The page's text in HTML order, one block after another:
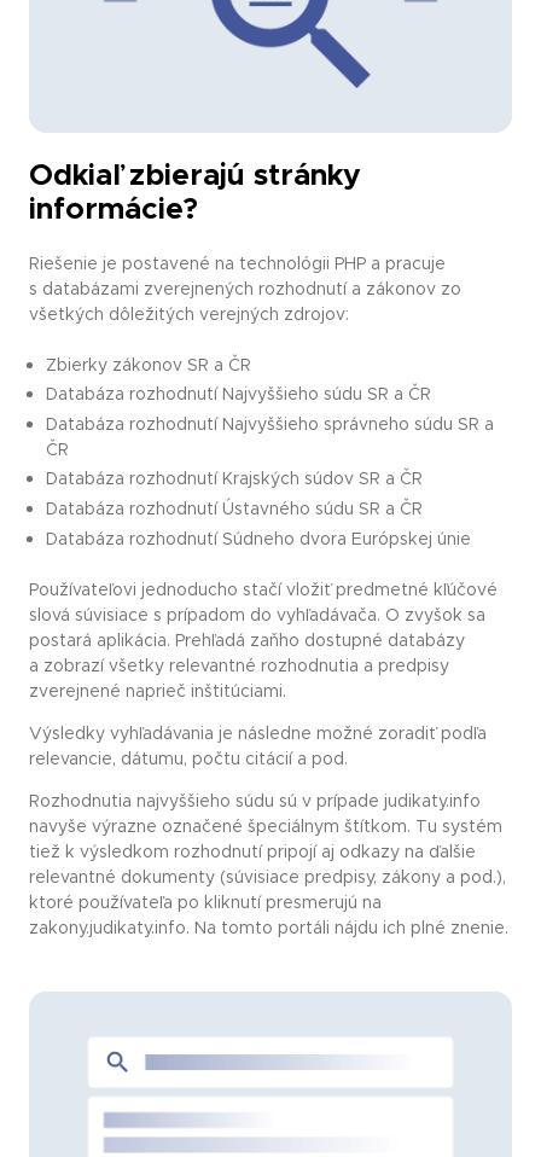
Odkiaľ zbierajú stránky
informácie?
Riešenie je postavené na technológii PHP a pracuje
s databázami zverejnených rozhodnutí a zákonov zo
všetkých dôležitých verejných zdrojov:
Zbierky zákonov SR a ČR
Databáza rozhodnutí Najvyššieho súdu SR a ČR
Databáza rozhodnutí Najvyššieho správneho súdu SR a
ČR
Databáza rozhodnutí Krajských súdov SR a ČR
Databáza rozhodnutí Ústavného súdu SR a ČR
Databáza rozhodnutí Súdneho dvora Európskej únie
Používateľovi jednoducho stačí vložiť predmetné kľúčové
slová súvisiace s prípadom do vyhľadávača. O zvyšok sa
postará aplikácia. Prehľadá zaňho dostupné databázy
a zobrazí všetky relevantné rozhodnutia a predpisy
zverejnené naprieč inštitúciami.
Výsledky vyhľadávania je následne možné zoradiť podľa
relevancie, dátumu, počtu citácií a pod.
Rozhodnutia najvyššieho súdu sú v prípade judikaty.info
navyše výrazne označené špeciálnym štítkom. Tu systém
tiež k výsledkom rozhodnutí pripojí aj odkazy na ďalšie
relevantné dokumenty (súvisiace predpisy, zákony a pod.),
ktoré používateľa po kliknutí presmerujú na
zakony.judikaty.info. Na tomto portáli nájdu ich plné znenie.